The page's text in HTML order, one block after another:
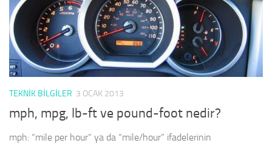
TEKNIK BILGILER 3 OCAK 2013
mph, mpg, lb-ft ve pound-foot nedir?
mph: “mile per hour” ya da “mile/hour” ifadelerinin